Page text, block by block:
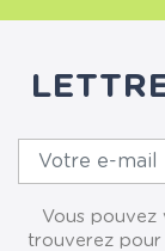
Vous pouvez
trouverez